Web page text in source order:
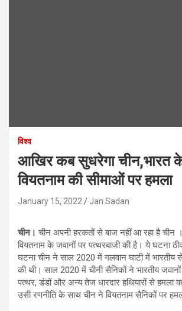
विश्व
आखिर कब सुधरेगा चीन,भारत
वियतनाम की सीमाओं पर हमला
January 15, 2022 Jan Sadan
चीन।चीन अपनी हरकतों से बाज नहीं आ रहा है चीन
वियतनाम के जवानों पर पत्थरबाजी की है। ये घटना
घटना चीन ने साल 2020 में गलवान घाटी में भारतीय
की थी। साल 2020 में चीनी सैनिकों ने भारतीय
पत्थर, डंडों और अन्य तेज धारदार हथियारों से हमला
उसी रणनीति के साथ चीन ने वियतनाम सैनिकों पर